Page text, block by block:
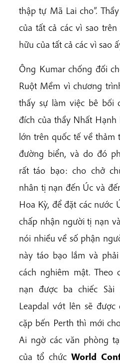
thập tự Mã Lai cho”.
của tất cả các vì sao
hữu của tất cả các vì sao
Ông Kumar chống đối
Ruột Mềm vì chương
thấy sự làm việc bê bối
đích của thầy Nhất
lớn trên quốc tế về thảm
đường biển, và do đó
rất táo bạo: cho chở
nhân tị nạn đến Úc và
Hoa Kỳ, để đặt các nước
chấp nhận người tị nạn
nói nhiều về số phận
này táo bạo lắm và
cách nghiêm mật. Theo
nạn được ba chiếc Sài
Leapdal vớt lên sẽ
cặp bến Perth thì mới
Ai ngờ các văn phòng
của tổ chức World Con